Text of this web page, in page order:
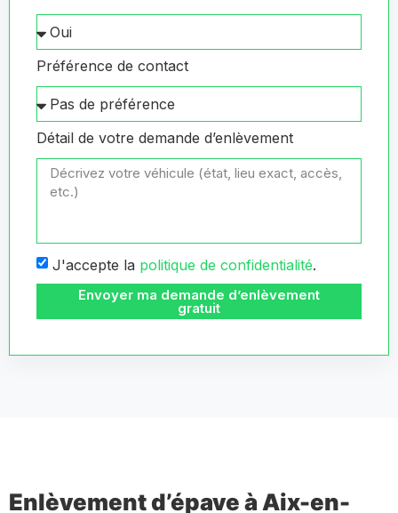
Préférence de contact
Détail de votre demande d’enlèvement
J'accepte la politique de confidentialité.
Envoyer ma demande d’enlèvement
gratuit
Enlèvement d’épave à Aix-en-